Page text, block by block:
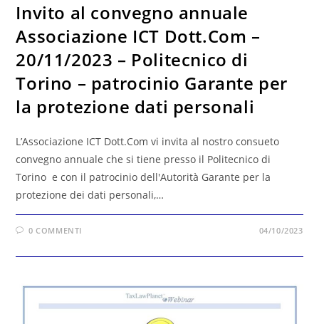
Invito al convegno annuale
Associazione ICT Dott.Com –
20/11/2023 – Politecnico di
Torino – patrocinio Garante per
la protezione dati personali
L’Associazione ICT Dott.Com vi invita al nostro consueto
convegno annuale che si tiene presso il Politecnico di
Torino e con il patrocinio dell'Autorità Garante per la
protezione dei dati personali,…
0 COMMENTI 04/10/2023